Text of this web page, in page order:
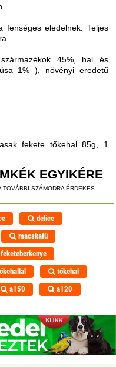
fenséges eledelnek. Teljes
45%, hal és
1% ), növényi eredetű
fekete tőkehal 85g, 1
EGYIKÉRE
SZÁMODRA ÉRDEKES
delice
macskafű
feketeberkenye
tőkehal
a150 a120